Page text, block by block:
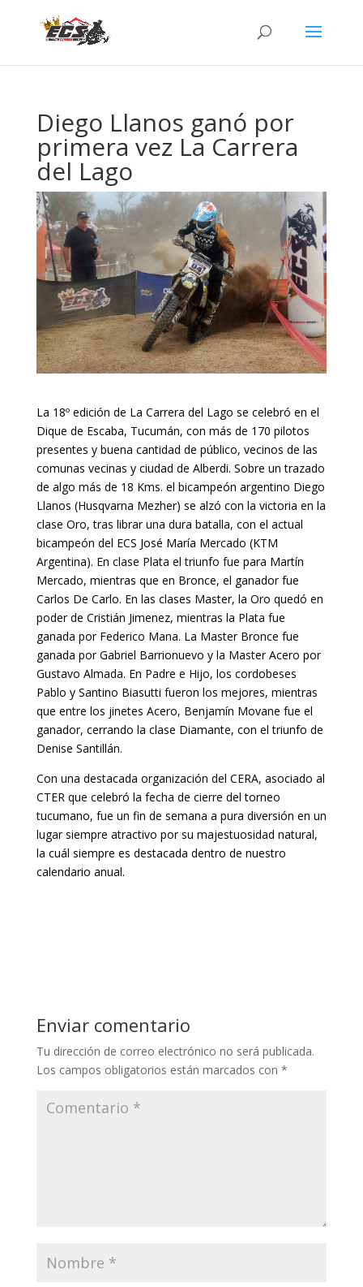
Diego Llanos ganó por
primera vez La Carrera
del Lago
La 18º edición de La Carrera del Lago se celebró en el
Dique de Escaba, Tucumán, con más de 170 pilotos
presentes y buena cantidad de público, vecinos de las
comunas vecinas y ciudad de Alberdi. Sobre un trazado
de algo más de 18 Kms. el bicampeón argentino Diego
Llanos (Husqvarna Mezher) se alzó con la victoria en la
clase Oro, tras librar una dura batalla, con el actual
bicampeón del ECS José María Mercado (KTM
Argentina). En clase Plata el triunfo fue para Martín
Mercado, mientras que en Bronce, el ganador fue
Carlos De Carlo. En las clases Master, la Oro quedó en
poder de Cristián Jimenez, mientras la Plata fue
ganada por Federico Mana. La Master Bronce fue
ganada por Gabriel Barrionuevo y la Master Acero por
Gustavo Almada. En Padre e Hijo, los cordobeses
Pablo y Santino Biasutti fueron los mejores, mientras
que entre los jinetes Acero, Benjamín Movane fue el
ganador, cerrando la clase Diamante, con el triunfo de
Denise Santillán.
Con una destacada organización del CERA, asociado al
CTER que celebró la fecha de cierre del torneo
tucumano, fue un fin de semana a pura diversión en un
lugar siempre atractivo por su majestuosidad natural,
la cuál siempre es destacada dentro de nuestro
calendario anual.
Enviar comentario
Tu dirección de correo electrónico no será publicada.
Los campos obligatorios están marcados con *